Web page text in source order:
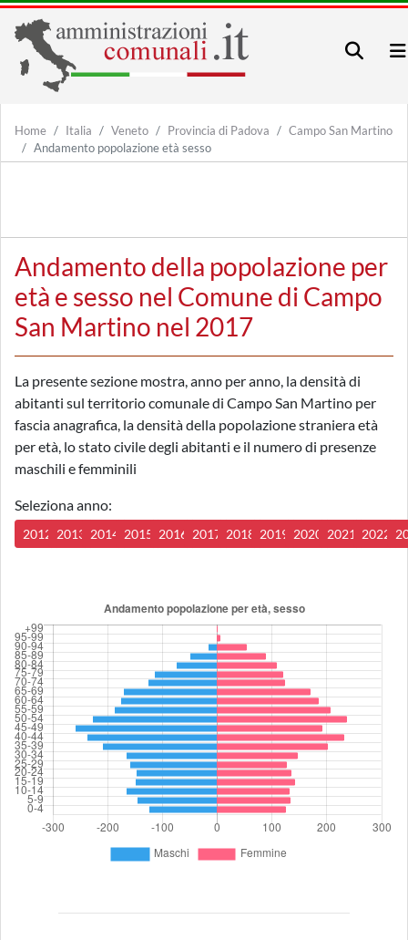
Home Italia Veneto Provincia di Padova
Campo San Martino
Andamento popolazione età sesso
Andamento della popolazione per
età e sesso nel Comune di Campo
San Martino nel 2017
La presente sezione mostra, anno per anno, la densità di
abitanti sul territorio comunale di Campo San Martino per
fascia anagrafica, la densità della popolazione straniera età
per età, lo stato civile degli abitanti e il numero di presenze
maschili e femminili
Seleziona anno:
2012 2013 2014 2015 2016 2017 2018 2019 2020 2021 2022